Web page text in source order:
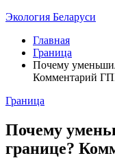
Экология Беларуси
Главная
Граница
Почему
Комментарий
Граница
Почему
границе?